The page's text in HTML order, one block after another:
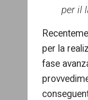
per il
per la
fase